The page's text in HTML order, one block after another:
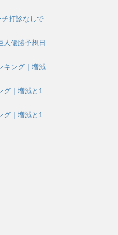
打診なしで
人優勝予想日
キング｜増減
グ｜増減と1
グ｜増減と1